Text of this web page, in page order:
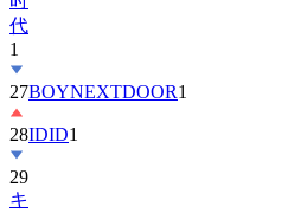
代
1
27BOYNEXTDOOR1
28IDID1
29
キ